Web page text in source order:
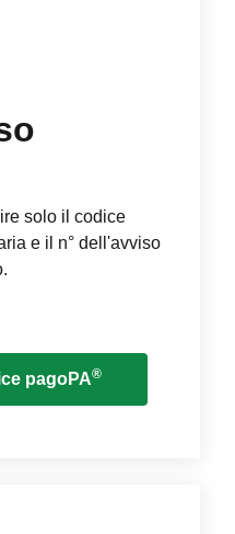
solo il codice
e il n° dell'avviso
pagoPA®